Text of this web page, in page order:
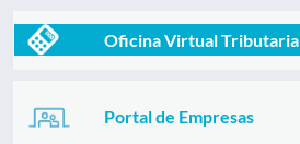
Oficina Virtual Tributaria
Portal de Empresas